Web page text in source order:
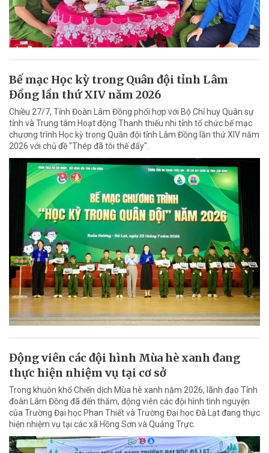
Bế mạc Học kỳ trong Quân đội tỉnh Lâm
Đồng lần thứ XIV năm 2026
Chiều 27/7, Tỉnh Đoàn Lâm Đồng phối hợp với Bộ Chỉ huy Quân sự
tỉnh và Trung tâm Hoạt động Thanh thiếu nhi tỉnh tổ chức bế mạc
chương trình Học kỳ trong Quân đội tỉnh Lâm Đồng lần thứ XIV năm
2026 với chủ đề "Thép đã tôi thế đấy".
Động viên các đội hình Mùa hè xanh đang
thực hiện nhiệm vụ tại cơ sở
Trong khuôn khổ Chiến dịch Mùa hè xanh năm 2026, lãnh đạo Tỉnh
đoàn Lâm Đồng đã đến thăm, động viên các đội hình tình nguyện
của Trường Đại học Phan Thiết và Trường Đại học Đà Lạt đang thực
hiện nhiệm vụ tại các xã Hồng Sơn và Quảng Trực.